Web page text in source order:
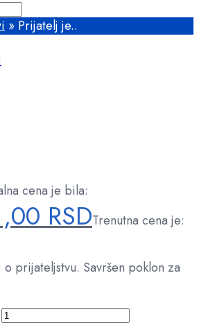
» Prijatelj je..
cena je bila:
RSDTrenutna cena je:
prijateljstvu. Savršen poklon za